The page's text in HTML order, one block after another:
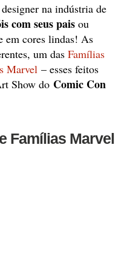
na indústria de
com seus pais ou
em cores lindas! As
um das Famílias
Marvel – esses feitos
Show do Comic Con
Famílias Marvel